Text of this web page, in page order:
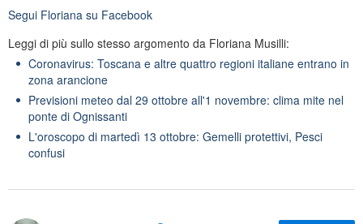
Segui Floriana su Facebook
Leggi di più sullo stesso argomento da Floriana Musilli:
Coronavirus: Toscana e altre quattro regioni italiane entrano in
zona arancione
Previsioni meteo dal 29 ottobre all'1 novembre: clima mite nel
ponte di Ognissanti
L'oroscopo di martedì 13 ottobre: Gemelli protettivi, Pesci
confusi